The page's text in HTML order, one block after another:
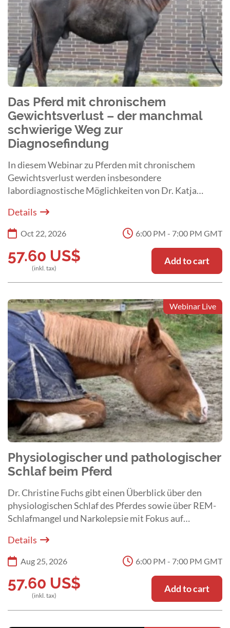
Das Pferd mit chronischem
Gewichtsverlust – der manchmal
schwierige Weg zur
Diagnosefindung
In diesem Webinar zu Pferden mit chronischem
Gewichtsverlust werden insbesondere
labordiagnostische Möglichkeiten von Dr. Katja
Details
Oct 22, 2026 6:00 PM - 7:00 PM GMT
57.60 US$
(inkl. tax)
Add to cart
Webinar Live
Physiologischer und pathologischer
Schlaf beim Pferd
Dr. Christine Fuchs gibt einen Überblick über den
physiologischen Schlaf des Pferdes sowie über REM-
Schlafmangel und Narkolepsie mit Fokus auf
Details
Aug 25, 2026 6:00 PM - 7:00 PM GMT
57.60 US$
(inkl. tax)
Add to cart